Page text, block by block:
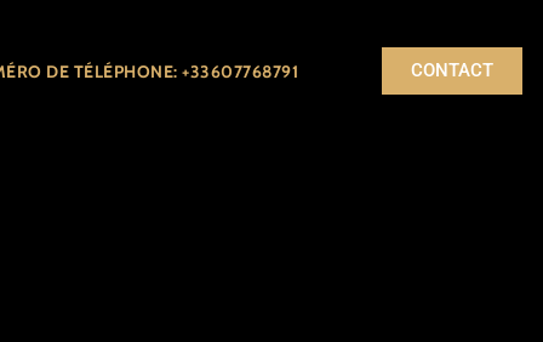
DE TÉLÉPHONE: +33607768791 CONTACT